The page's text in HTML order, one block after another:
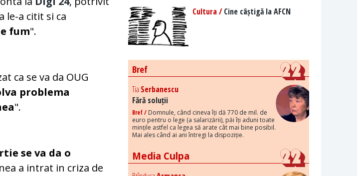
le-a citit si ca
fum".
ca se va da OUG
problema
".
se va da o
a intrat in criza de
Cultura /Cine câștigă la AFCN
Bref
Tia Serbanescu
Fără soluții
Bref / Domnule, când cineva îți dă 770 de mil. de
euro pentru o lege (a salarizării), păi îți aduni toate
mințile astfel ca legea să arate cât mai bine posibil.
Mai ales când ai ani întregi la dispoziție.
Media Culpa